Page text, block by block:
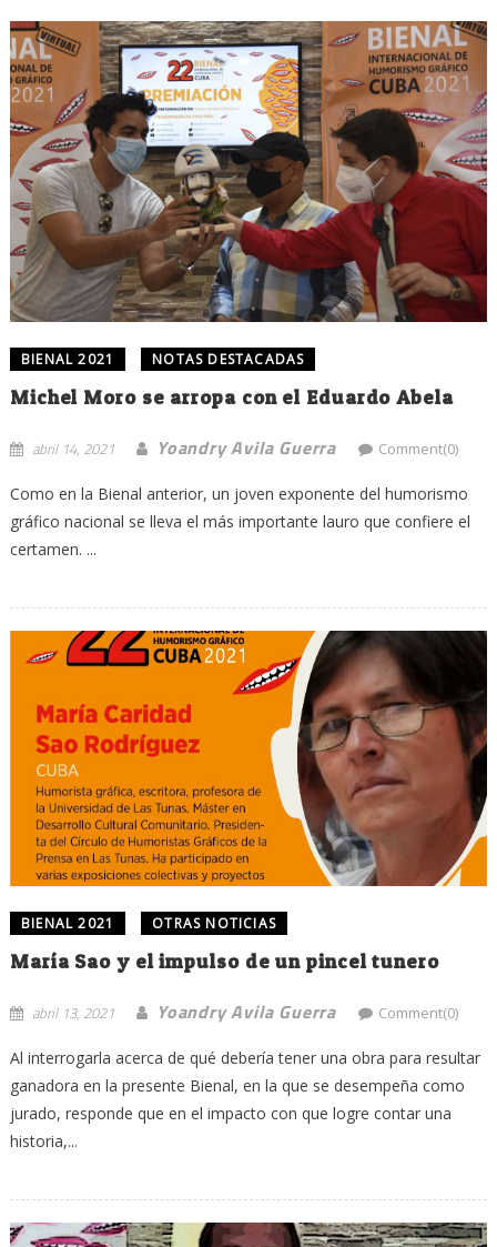
BIENAL 2021 NOTAS DESTACADAS
Michel Moro se arropa con el Eduardo Abela
abril 14, 2021 Yoandry Avila Guerra Comment(0)
Como en la Bienal anterior, un joven exponente del humorismo
gráfico nacional se lleva el más importante lauro que confiere el
certamen. ...
BIENAL 2021 OTRAS NOTICIAS
María Sao y el impulso de un pincel tunero
abril 13, 2021 Yoandry Avila Guerra Comment(0)
Al interrogarla acerca de qué debería tener una obra para resultar
ganadora en la presente Bienal, en la que se desempeña como
jurado, responde que en el impacto con que logre contar una
historia,...